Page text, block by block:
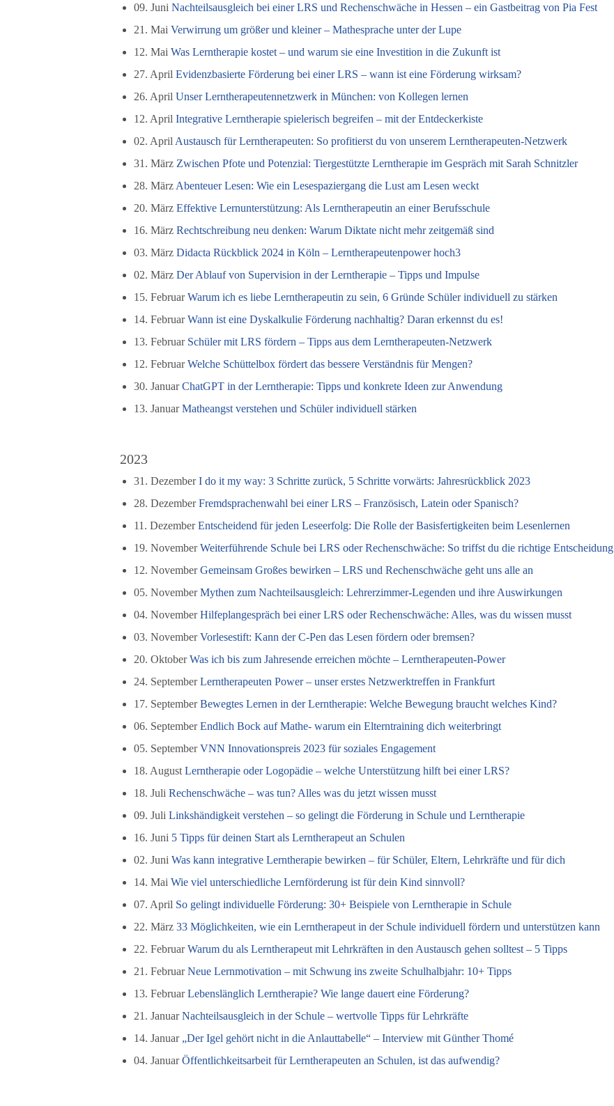
09. Juni Nachteilsausgleich bei einer LRS und Rechenschwäche in Hessen – ein Gastbeitrag von Pia Fest
21. Mai Verwirrung um größer und kleiner – Mathesprache unter der Lupe
12. Mai Was Lerntherapie kostet – und warum sie eine Investition in die Zukunft ist
27. April Evidenzbasierte Förderung bei einer LRS – wann ist eine Förderung wirksam?
26. April Unser Lerntherapeutennetzwerk in München: von Kollegen lernen
12. April Integrative Lerntherapie spielerisch begreifen – mit der Entdeckerkiste
02. April Austausch für Lerntherapeuten: So profitierst du von unserem Lerntherapeuten-Netzwerk
31. März Zwischen Pfote und Potenzial: Tiergestützte Lerntherapie im Gespräch mit Sarah Schnitzler
28. März Abenteuer Lesen: Wie ein Lesespaziergang die Lust am Lesen weckt
20. März Effektive Lernunterstützung: Als Lerntherapeutin an einer Berufsschule
16. März Rechtschreibung neu denken: Warum Diktate nicht mehr zeitgemäß sind
03. März Didacta Rückblick 2024 in Köln – Lerntherapeutenpower hoch3
02. März Der Ablauf von Supervision in der Lerntherapie – Tipps und Impulse
15. FebruarWarum ich es liebe Lerntherapeutin zu sein, 6 Gründe Schüler individuell zu stärken
14. FebruarWann ist eine Dyskalkulie Förderung nachhaltig? Daran erkennst du es!
13. Februar Schüler mit LRS fördern – Tipps aus dem Lerntherapeuten-Netzwerk
12. FebruarWelche Schüttelbox fördert das bessere Verständnis für Mengen?
30. JanuarChatGPT in der Lerntherapie: Tipps und konkrete Ideen zur Anwendung
13. JanuarMatheangst verstehen und Schüler individuell stärken
2023
31. DezemberI do it my way: 3 Schritte zurück, 5 Schritte vorwärts: Jahresrückblick 2023
28. DezemberFremdsprachenwahl bei einer LRS – Französisch, Latein oder Spanisch?
11. DezemberEntscheidend für jeden Leseerfolg: Die Rolle der Basisfertigkeiten beim Lesenlernen
19. NovemberWeiterführende Schule bei LRS oder Rechenschwäche: So triffst du die richtige Entscheidung
12. NovemberGemeinsam Großes bewirken – LRS und Rechenschwäche geht uns alle an
05. NovemberMythen zum Nachteilsausgleich: Lehrerzimmer-Legenden und ihre Auswirkungen
04. NovemberHilfeplangespräch bei einer LRS oder Rechenschwäche: Alles, was du wissen musst
03. NovemberVorlesestift: Kann der C-Pen das Lesen fördern oder bremsen?
20. OktoberWas ich bis zum Jahresende erreichen möchte – Lerntherapeuten-Power
24. SeptemberLerntherapeuten Power – unser erstes Netzwerktreffen in Frankfurt
17. SeptemberBewegtes Lernen in der Lerntherapie: Welche Bewegung braucht welches Kind?
06. SeptemberEndlich Bock auf Mathe- warum ein Elterntraining dich weiterbringt
05. SeptemberVNN Innovationspreis 2023 für soziales Engagement
18. August Lerntherapie oder Logopädie – welche Unterstützung hilft bei einer LRS?
18. Juli Rechenschwäche – was tun? Alles was du jetzt wissen musst
09. Juli Linkshändigkeit verstehen – so gelingt die Förderung in Schule und Lerntherapie
16. Juni 5 Tipps für deinen Start als Lerntherapeut an Schulen
02. Juni Was kann integrative Lerntherapie bewirken – für Schüler, Eltern, Lehrkräfte und für dich
14. Mai Wie viel unterschiedliche Lernförderung ist für dein Kind sinnvoll?
07. April So gelingt individuelle Förderung: 30+ Beispiele von Lerntherapie in Schule
22. März 33 Möglichkeiten, wie ein Lerntherapeut in der Schule individuell fördern und unterstützen kann
22. FebruarWarum du als Lerntherapeut mit Lehrkräften in den Austausch gehen solltest – 5 Tipps
21. FebruarNeue Lernmotivation – mit Schwung ins zweite Schulhalbjahr: 10+ Tipps
13. FebruarLebenslänglich Lerntherapie? Wie lange dauert eine Förderung?
21. JanuarNachteilsausgleich in der Schule – wertvolle Tipps für Lehrkräfte
14. Januar „Der Igel gehört nicht in die Anlauttabelle“ – Interview mit Günther Thomé
04. JanuarÖffentlichkeitsarbeit für Lerntherapeuten an Schulen, ist das aufwendig?